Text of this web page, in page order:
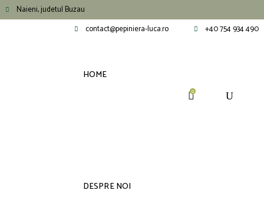
Naieni, judetul Buzau
contact@pepiniera-luca.ro
+40 754 934 490
0
HOME
DESPRE NOI